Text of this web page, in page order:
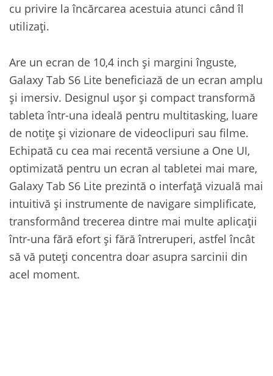
cu privire la încărcarea acestuia atunci când îl
utilizați.
Are un ecran de 10,4 inch și margini înguste,
Galaxy Tab S6 Lite beneficiază de un ecran amplu
și imersiv. Designul ușor și compact transformă
tableta într-una ideală pentru multitasking, luare
de notițe și vizionare de videoclipuri sau filme.
Echipată cu cea mai recentă versiune a One UI,
optimizată pentru un ecran al tabletei mai mare,
Galaxy Tab S6 Lite prezintă o interfață vizuală mai
intuitivă și instrumente de navigare simplificate,
transformând trecerea dintre mai multe aplicații
într-una fără efort și fără întreruperi, astfel încât
să vă puteți concentra doar asupra sarcinii din
acel moment.